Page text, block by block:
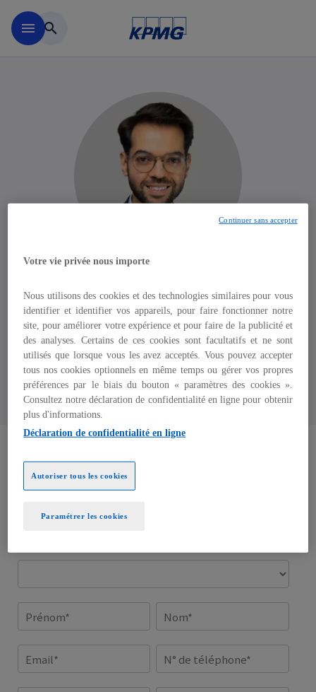
menu search
Sergio Fernandes
Directeur, People Strategy &
Transformation
KPMG en France
Votre vie privée nous importe
Nous utilisons des cookies et des technologies similaires pour vous
identifier et identifier vos appareils, pour faire fonctionner notre
site, pour améliorer votre expérience et pour faire de la publicité et
des analyses. Certains de ces cookies sont facultatifs et ne sont
utilisés que lorsque vous les avez acceptés. Vous pouvez accepter
tous nos cookies optionnels en même temps ou gérer vos propres
préférences par le biais du bouton « paramètres des cookies ».
Consultez notre déclaration de confidentialité en ligne pour obtenir
plus d'informations.
Déclaration de confidentialité en ligne
Paramétrer les cookies
Autoriser tous les cookies
Continuer sans accepter